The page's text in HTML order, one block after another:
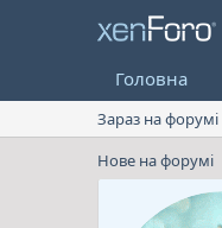
Головна
Зараз на форумі
Нове на форумі